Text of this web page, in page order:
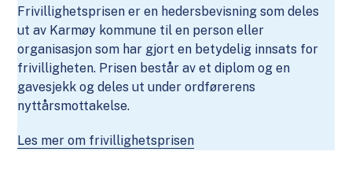
Frivillighetsprisen er en hedersbevisning som deles
ut av Karmøy kommune til en person eller
organisasjon som har gjort en betydelig innsats for
frivilligheten. Prisen består av et diplom og en
gavesjekk og deles ut under ordførerens
nyttårsmottakelse.
Les mer om frivillighetsprisen